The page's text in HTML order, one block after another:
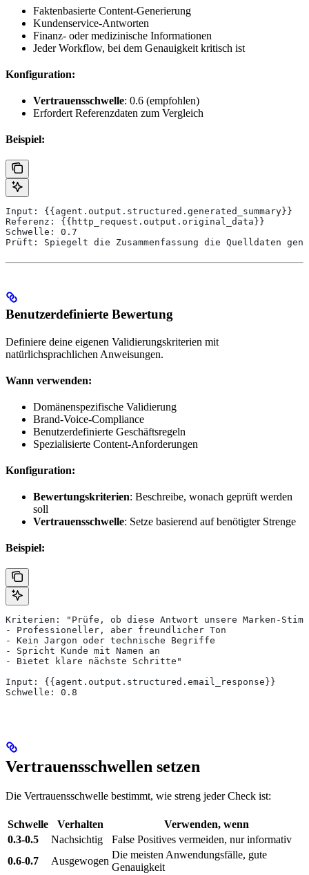
Faktenbasierte Content-Generierung
Kundenservice-Antworten
Finanz- oder medizinische Informationen
Jeder Workflow, bei dem Genauigkeit kritisch ist
Konfiguration:
Vertrauensschwelle: 0.6 (empfohlen)
Erfordert Referenzdaten zum Vergleich
Beispiel:
Input: {{agent.output.structured.generated_summary}}
Referenz: {{http_request.output.original_data}}
Schwelle: 0.7
Prüft: Spiegelt die Zusammenfassung die Quelldaten
Benutzerdefinierte Bewertung
Definiere deine eigenen Validierungskriterien mit
natürlichsprachlichen Anweisungen.
Wann verwenden:
Domänenspezifische Validierung
Brand-Voice-Compliance
Benutzerdefinierte Geschäftsregeln
Spezialisierte Content-Anforderungen
Konfiguration:
Bewertungskriterien: Beschreibe, wonach geprüft werden
soll
Vertrauensschwelle: Setze basierend auf benötigter Strenge
Beispiel:
Kriterien: "Prüfe, ob diese Antwort unsere Marken-
- Professioneller, aber freundlicher Ton
- Kein Jargon oder technische Begriffe
- Spricht Kunde mit Namen an
- Bietet klare nächste Schritte"
Input: {{agent.output.structured.email_response}}
Schwelle: 0.8
Vertrauensschwellen setzen
Die Vertrauensschwelle bestimmt, wie streng jeder Check ist:
Schwelle Verhalten
Verwenden, wenn
0.3-0.5
Nachsichtig
False Positives vermeiden, nur informativ
0.6-0.7
Ausgewogen
Die meisten Anwendungsfälle, gute
Genauigkeit